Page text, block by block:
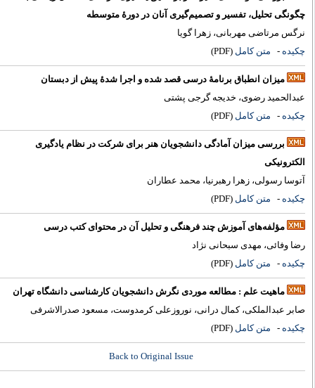
چگونگی تحلیل، تفسیر و تصمیم‌گیری آنان در دورۀ متوسطه
نرگس مرتاضی مهربانی، زهرا گویا
چکیده - متن کامل(PDF)
میزان انطباق برنامۀ ‌درسی قصد شده و اجرا شدۀ پیش از دبستان
عبدالحمید رضوی، خدیجه گرجی پشتی
چکیده - متن کامل(PDF)
بررسی میزان آمادگی دانشجویان هنر برای شرکت در نظام یادگیری
الکترونیکی
آتوسا رسولی، زهرا رهبرنیا، محمد عطاران
چکیده - متن کامل(PDF)
مؤلفه‌های آموزش چند فرهنگی و تحلیل آن در محتوای کتب درسی
رضا وفائی، مهدی سبحانی نژاد
چکیده - متن کامل(PDF)
ماهیت علم : مطالعه موردی نگرش دانشجویان کارشناسی دانشگاه تهران
صابر عبدالملکی، کمال درانی، نوروزعلی کرمدوست، مسعود صدرالاشرفی
چکیده - متن کامل(PDF)
Back to Original Issue